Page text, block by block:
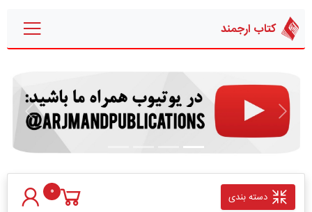
کتاب ارجمند
قبلی بعدی
دسته بندی 0